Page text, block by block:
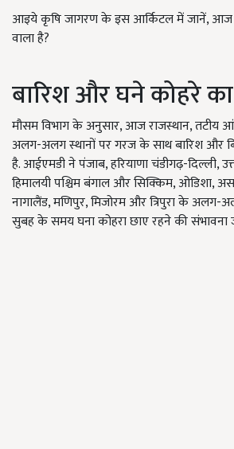
आइये कृषि जागरण के इस आर्किटल में जानें,
वाला है?
बारिश और घने कोहरे
मौसम विभाग के अनुसार, आज राजस्थान, तटीय
अलग-अलग स्थानों पर गरज के साथ बारिश और
है. आईएमडी ने पंजाब, हरियाणा चंडीगढ़-दिल्ली,
हिमालयी पश्चिम बंगाल और सिक्किम, ओडिशा,
नागालैंड, मणिपुर, मिजोरम और त्रिपुरा के
सुबह के समय घना कोहरा छाए रहने की संभावना